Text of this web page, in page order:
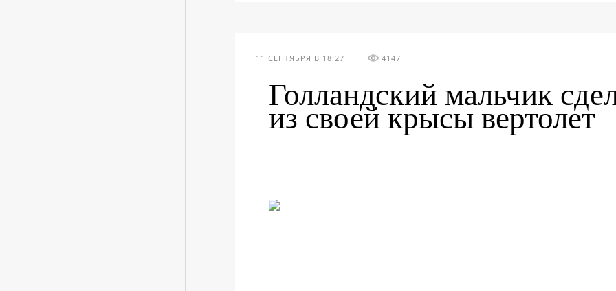
11 СЕНТЯБРЯ В 18:27 4147
Голландский мальчик
из своей крысы вертолет